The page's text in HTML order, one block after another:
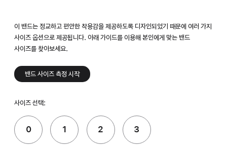
이 밴드는 정교하고 편안한 착용감을 제공하도록 디자인되었기 때문에 여러 가지
사이즈 옵션으로 제공됩니다. 아래 가이드를 이용해 본인에게 맞는 밴드
사이즈를 찾아보세요.
밴드 사이즈 측정 시작
사이즈 선택:
0 1 2 3